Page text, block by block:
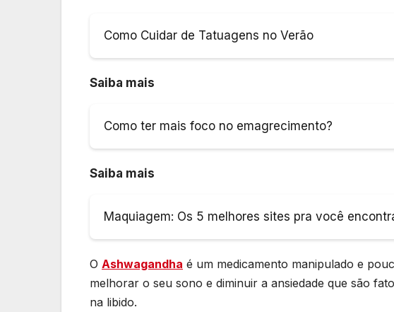
Como Cuidar de Tatuagens no Verão
Saiba mais
Como ter mais foco no emagrecimento?
Saiba mais
Maquiagem: Os 5 melhores sites pra você
O Ashwagandha é um medicamento manipulado e
melhorar o seu sono e diminuir a ansiedade que são
na libido.